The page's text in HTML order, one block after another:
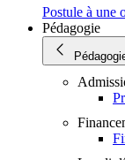
Postule à une
Pédagogie